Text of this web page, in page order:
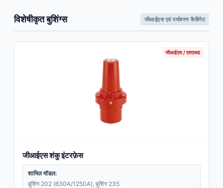
विशेषीकृत बुशिंग्स जीआईएस एवं पर्यावरण कैबिनेट
जीआईएस / एसएफ6
जीआईएस शंकु इंटरफ़ेस
शामिल मॉडल:
बुशिंग 202 (630A/1250A), बुशिंग 235